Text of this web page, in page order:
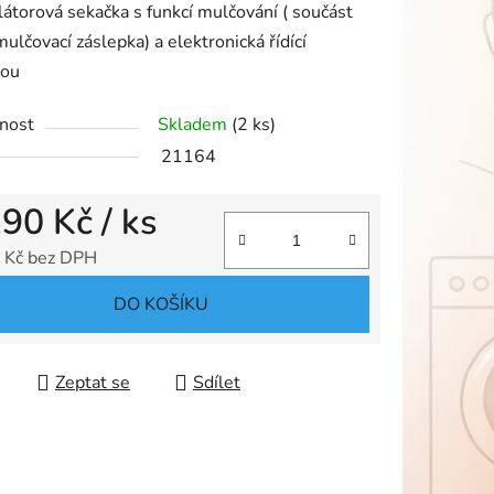
sekačka s funkcí mulčování ( součást
záslepka) a elektronická řídící
Skladem (2 ks)
21164
Kč/ ks
bez DPH
DO KOŠÍKU
Zeptat se Sdílet